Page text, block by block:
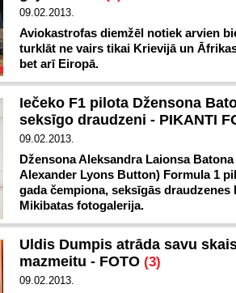
09.02.2013.
Aviokastrofas diemžēl notiek arvien
turklāt ne vairs tikai Krievijā un
bet arī Eiropā.
Iečeko F1 pilota Džensona
seksīgo draudzeni - PIKANTI
09.02.2013.
Džensona Aleksandra Laionsa
Alexander Lyons Button) Formula 1
gada čempiona, seksīgās draudzenes
Mikibatas fotogalerija.
Uldis Dumpis atrāda savu
mazmeitu - FOTO (3)
09.02.2013.